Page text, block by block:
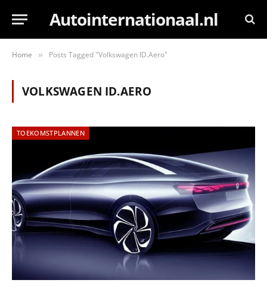
Autointernationaal.nl
Home » Posts Tagged "Volkswagen ID.Aero"
VOLKSWAGEN ID.AERO
TOEKOMSTPLANNEN